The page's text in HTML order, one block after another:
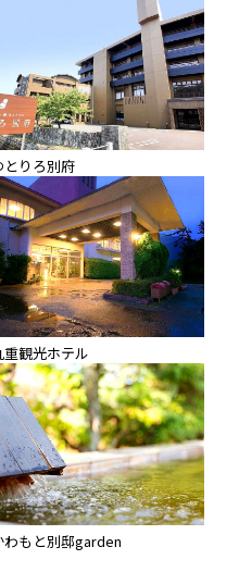
とりろ別府
重観光ホテル
わもと別邸garden